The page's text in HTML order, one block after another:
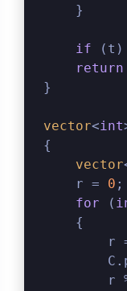
    }
if (t)
return
}
vector<int
{
vector
    r =
0 ;
for (
    {
r
r